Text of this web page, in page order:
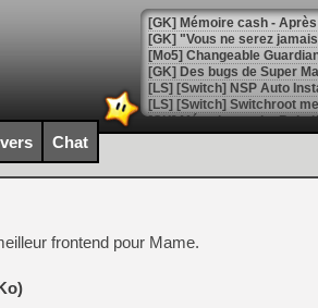
[GK] Mémoire cash -
[GK] "Vous ne serez
[Mo5] Changeable
[GK] Des bugs de Super
[LS] [Switch] NSP Auto
[GK] La saga horrifique
[GK] Le portage de Super
[Mo5] Le jeu de course
[GK] Guillermo del Toro
Chat
frontend pour Mame.